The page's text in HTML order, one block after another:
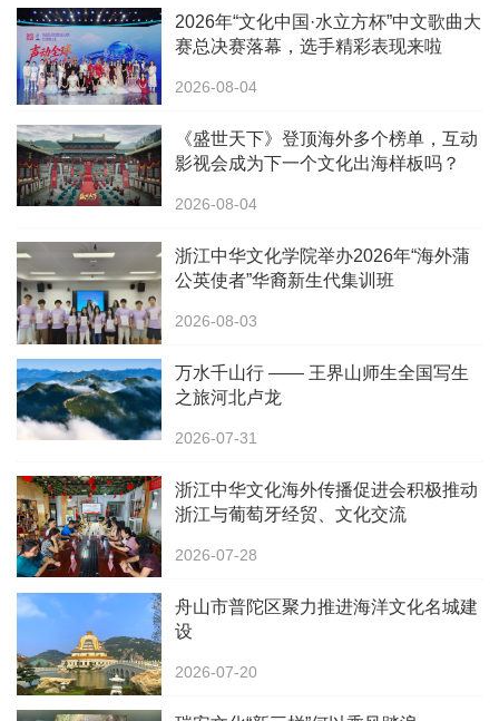
2026年“文化中国·水立方杯”中文歌曲大
赛总决赛落幕，选手精彩表现来啦
2026-08-04
《盛世天下》登顶海外多个榜单，互动
影视会成为下一个文化出海样板吗？
2026-08-04
浙江中华文化学院举办2026年“海外蒲
公英使者”华裔新生代集训班
2026-08-03
万水千山行 —— 王界山师生全国写生
之旅河北卢龙
2026-07-31
浙江中华文化海外传播促进会积极推动
浙江与葡萄牙经贸、文化交流
2026-07-28
舟山市普陀区聚力推进海洋文化名城建
设
2026-07-20